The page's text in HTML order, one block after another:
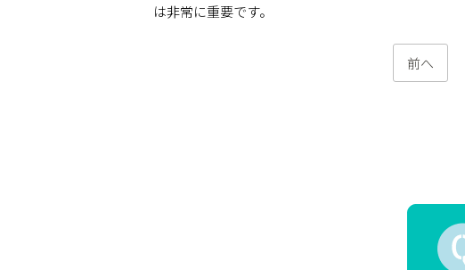
は非常に重要です。
前へ